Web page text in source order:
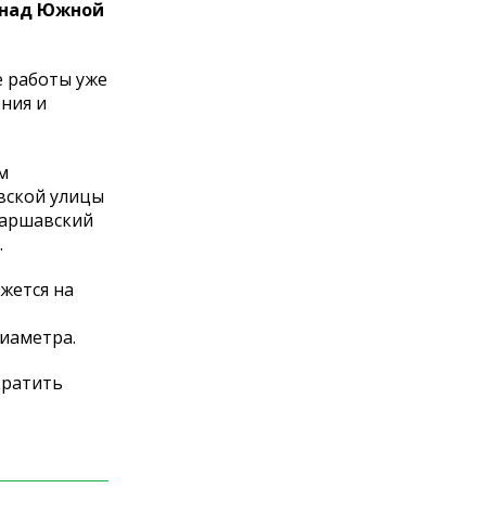
над Южной
работы уже
и
улицы
на